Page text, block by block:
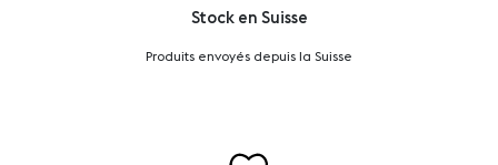
Stock en Suisse
Produits envoyés depuis la Suisse